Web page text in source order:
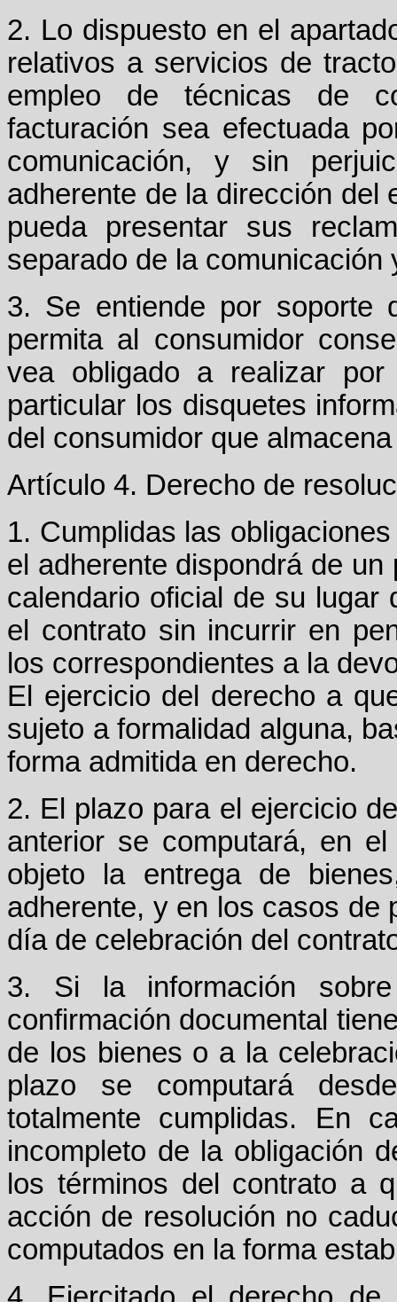
2. Lo dispuesto en el
relativos a servicios de
empleo de técnicas de
facturación sea efectuada
comunicación, y sin
adherente de la dirección del
pueda presentar sus
separado de la comunicación
3. Se entiende por soporte
permita al consumidor
vea obligado a realizar
particular los disquetes
del consumidor que
Artículo 4. Derecho de
1. Cumplidas las
el adherente dispondrá de
calendario oficial de su lugar
el contrato sin incurrir en
los correspondientes a la
El ejercicio del derecho a
sujeto a formalidad alguna,
forma admitida en derecho.
2. El plazo para el ejercicio
anterior se computará, en
objeto la entrega de
adherente, y en los casos de
día de celebración del
3. Si la información
confirmación documental
de los bienes o a la
plazo se computará
totalmente cumplidas. En
incompleto de la obligación
los términos del contrato a
acción de resolución no
computados en la forma